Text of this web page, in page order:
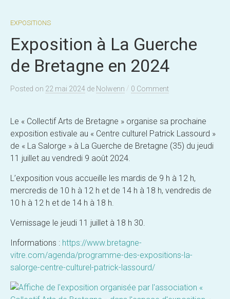
EXPOSITIONS
Exposition à La Guerche
de Bretagne en 2024
Posted on 22 mai 2024 de Nolwenn / 0 Comment
Le « Collectif Arts de Bretagne » organise sa prochaine
exposition estivale au « Centre culturel Patrick Lassourd »
de « La Salorge » à La Guerche de Bretagne (35) du jeudi
11 juillet au vendredi 9 août 2024.
L’exposition vous accueille les mardis de 9 h à 12 h,
mercredis de 10 h à 12 h et de 14 h à 18 h, vendredis de
10 h à 12 h et de 14 h à 18 h.
Vernissage le jeudi 11 juillet à 18 h 30.
Informations : https://www.bretagne-
vitre.com/agenda/programme-des-expositions-la-
salorge-centre-culturel-patrick-lassourd/